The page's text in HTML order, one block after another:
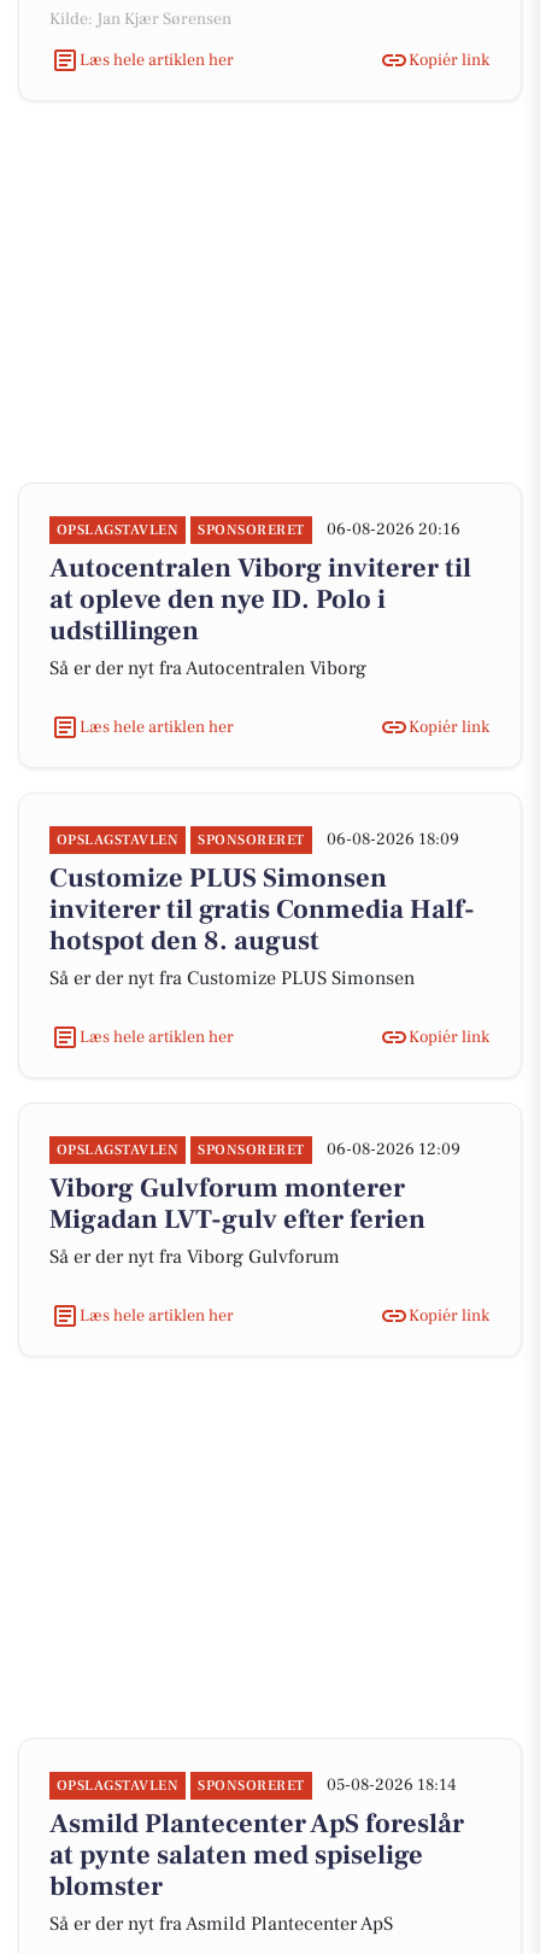
Kilde: Jan Kjær Sørensen
Læs hele artiklen her
Kopiér link
OPSLAGSTAVLEN SPONSORERET 06-08-2026 20:16
Autocentralen Viborg inviterer til
at opleve den nye ID. Polo i
udstillingen
Så er der nyt fra Autocentralen Viborg
Læs hele artiklen her Kopiér link
OPSLAGSTAVLEN SPONSORERET 06-08-2026 18:09
Customize PLUS Simonsen
inviterer til gratis Conmedia Half-
hotspot den 8. august
Så er der nyt fra Customize PLUS Simonsen
Læs hele artiklen her Kopiér link
OPSLAGSTAVLEN SPONSORERET 06-08-2026 12:09
Viborg Gulvforum monterer
Migadan LVT-gulv efter ferien
Så er der nyt fra Viborg Gulvforum
Læs hele artiklen her Kopiér link
OPSLAGSTAVLEN SPONSORERET 05-08-2026 18:14
Asmild Plantecenter ApS foreslår
at pynte salaten med spiselige
blomster
Så er der nyt fra Asmild Plantecenter ApS